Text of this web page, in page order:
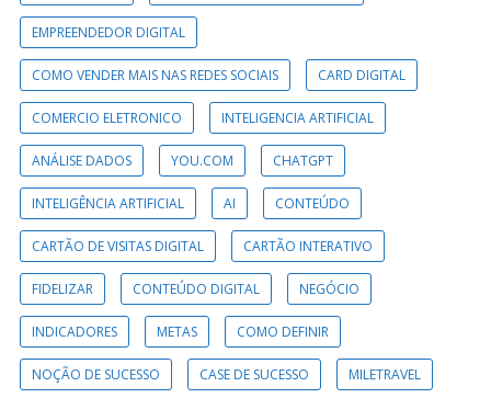
EMPREENDEDOR DIGITAL
COMO VENDER MAIS NAS REDES SOCIAIS CARD DIGITAL
COMERCIO ELETRONICO INTELIGENCIA ARTIFICIAL
ANÁLISE DADOS YOU.COM CHATGPT
INTELIGÊNCIA ARTIFICIAL AI CONTEÚDO
CARTÃO DE VISITAS DIGITAL CARTÃO INTERATIVO
FIDELIZAR CONTEÚDO DIGITAL NEGÓCIO
INDICADORES METAS COMO DEFINIR
NOÇÃO DE SUCESSO CASE DE SUCESSO MILETRAVEL